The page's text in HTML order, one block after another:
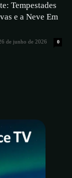
Tempestades
e a Neve Em
de junho de 2026 0